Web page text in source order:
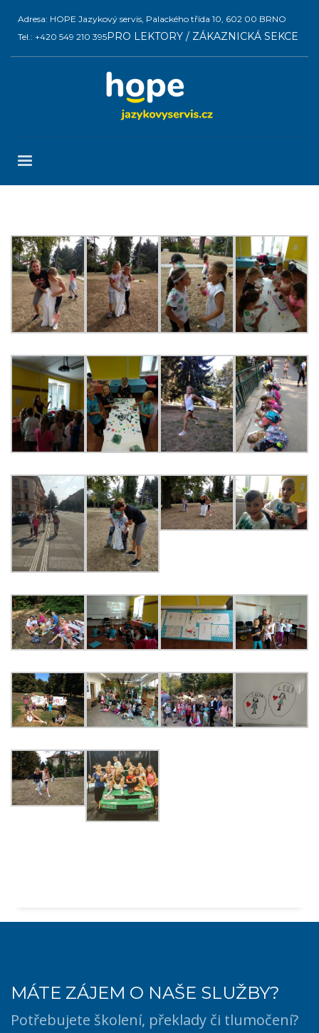
Adresa: HOPE Jazykový servis, Palackého třída 10, 602 00 BRNO
Tel.: +420 549 210 395PRO LEKTORY / ZÁKAZNICKÁ SEKCE
MÁTE ZÁJEM O NAŠE SLUŽBY?
Potřebujete školení, překlady či tlumočení?